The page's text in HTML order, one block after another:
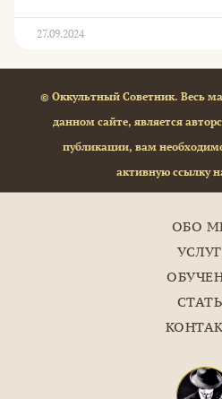
27.09.2024
© Оккультный Советник. Весь
данном сайте, является
публикации, вам
активную ссылку
ОБО